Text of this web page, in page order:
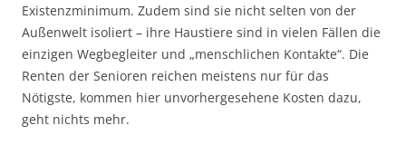
Existenzminimum. Zudem sind sie nicht selten von der
Außenwelt isoliert – ihre Haustiere sind in vielen Fällen die
einzigen Wegbegleiter und „menschlichen Kontakte“. Die
Renten der Senioren reichen meistens nur für das
Nötigste, kommen hier unvorhergesehene Kosten dazu,
geht nichts mehr.